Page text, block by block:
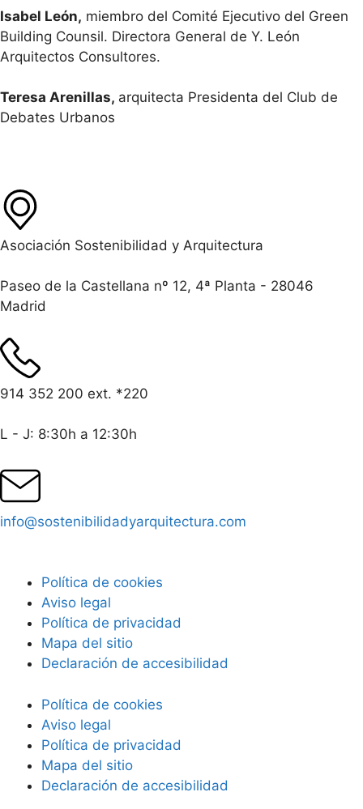
Isabel León, miembro del Comité Ejecutivo del Green
Building Counsil. Directora General de Y. León
Arquitectos Consultores.
Teresa Arenillas, arquitecta Presidenta del Club de
Debates Urbanos
Asociación Sostenibilidad y Arquitectura
Paseo de la Castellana nº 12, 4ª Planta - 28046
Madrid
914 352 200 ext. *220
L - J: 8:30h a 12:30h
info@sostenibilidadyarquitectura.com
Política de cookies
Aviso legal
Política de privacidad
Mapa del sitio
Declaración de accesibilidad
Política de cookies
Aviso legal
Política de privacidad
Mapa del sitio
Declaración de accesibilidad